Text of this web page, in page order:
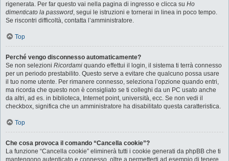
rigenerata. Per far questo vai nella pagina di ingresso e clicca su Ho
dimenticato la password, segui le istruzioni e tornerai in linea in poco tempo.
Se riscontri difficoltà, contatta l’amministratore.
Top
Perché vengo disconnesso automaticamente?
Se non selezioni Ricordami quando effettui il login, il sistema ti terrà connesso
per un periodo prestabilito. Questo serve a evitare che qualcuno possa usare
il tuo nome utente. Per rimanere connesso, seleziona l’opzione quando entri,
ma ricorda che questo non è consigliato se ti colleghi da un PC usato anche
da altri, ad es. in biblioteca, Internet point, università, ecc. Se non vedi il
checkbox, significa che un amministratore ha disabilitato questa caratteristica.
Top
Che cosa provoca il comando “Cancella cookie”?
La funzione “Cancella cookie” eliminerà tutti i cookie generati da phpBB che ti
mantengono autenticato e connesso, oltre a permetterti ad esempio di tenere